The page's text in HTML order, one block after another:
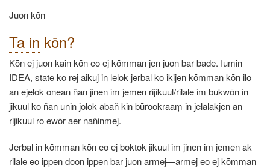
Juon kōn
Ta in kōn?
Kōn ej juon kain kōn eo ej kōmman jen juon bar bade. Iumin
IDEA, state ko rej aikuj in lelok jerbal ko ikijen kōmman kōn ilo
an ejelok onean ñan jinen im jemen rijikuul/rilale im bukwōn in
jikuul ko ñan unin jolok abañ kin būrookraaṃ in jelalakjen an
rijikuul ro ewōr aer nañinmej.
Jerbal in kōmman kōn eo ej boktok jikuul im jinen im jemen ak
rilale eo ippen doon ippen bar juon armej—armej eo ej kōmman